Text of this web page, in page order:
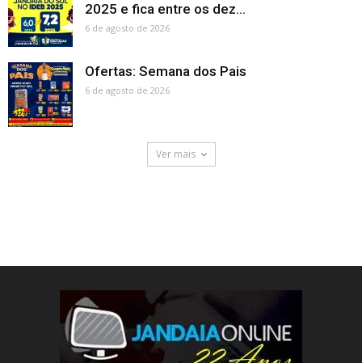
2025 e fica entre os dez...
6 de agosto de 2026
Ofertas: Semana dos Pais
6 de agosto de 2026
Ver mais